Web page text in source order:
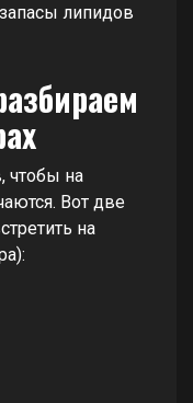
липидов
чтобы на
Вот две
на